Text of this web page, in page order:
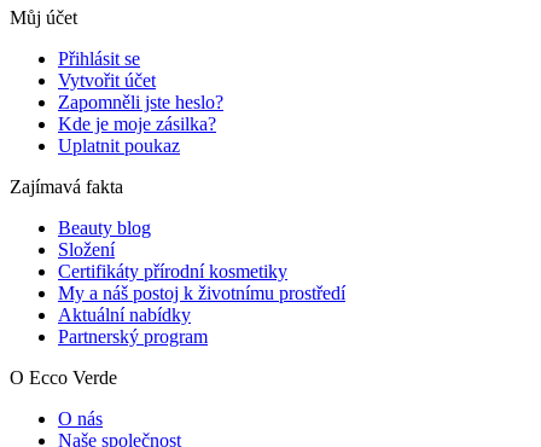
Můj účet
Přihlásit se
Vytvořit účet
Zapomněli jste heslo?
Kde je moje zásilka?
Uplatnit poukaz
Zajímavá fakta
Beauty blog
Složení
Certifikáty přírodní kosmetiky
My a náš postoj k životnímu prostředí
Aktuální nabídky
Partnerský program
O Ecco Verde
O nás
Naše společnost